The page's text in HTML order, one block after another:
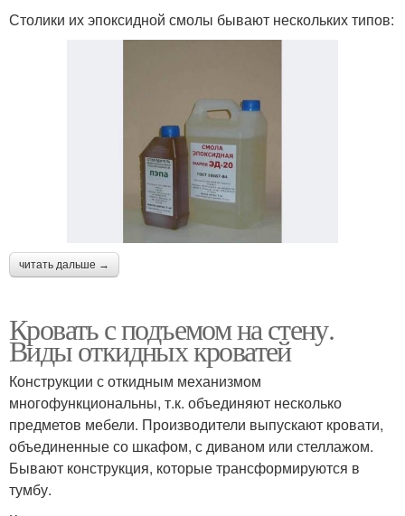
Столики их эпоксидной смолы бывают нескольких типов:
читать дальше →
Кровать с подъемом на стену.
Виды откидных кроватей
Конструкции с откидным механизмом
многофункциональны, т.к. объединяют несколько
предметов мебели. Производители выпускают кровати,
объединенные со шкафом, с диваном или стеллажом.
Бывают конструкция, которые трансформируются в
тумбу.